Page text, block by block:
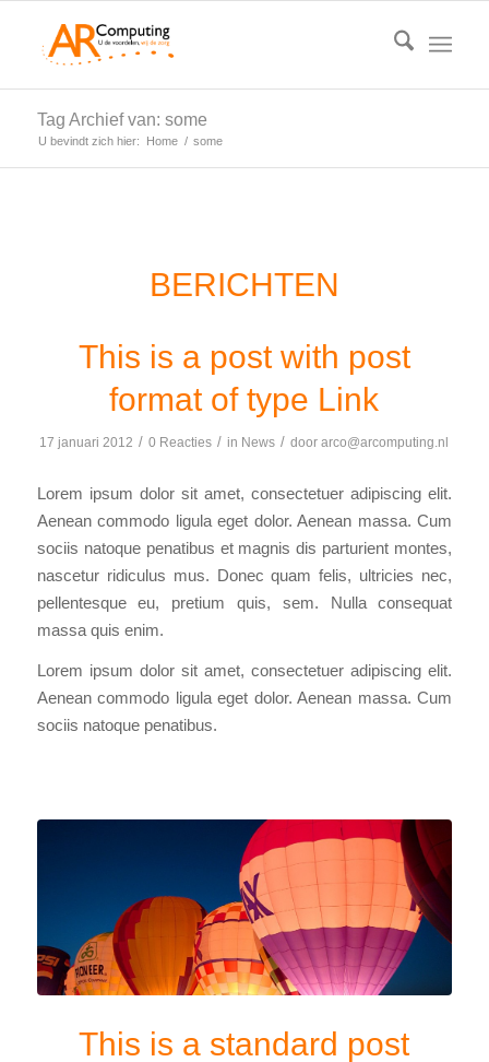
Tag Archief van: some
U bevindt zich hier: Home / some
BERICHTEN
This is a post with post
format of type Link
17 januari 2012 / 0 Reacties / in News / doorarco@arcomputing.nl
Lorem ipsum dolor sit amet, consectetuer adipiscing elit.
Aenean commodo ligula eget dolor. Aenean massa. Cum
sociis natoque penatibus et magnis dis parturient montes,
nascetur ridiculus mus. Donec quam felis, ultricies nec,
pellentesque eu, pretium quis, sem. Nulla consequat
massa quis enim.
Lorem ipsum dolor sit amet, consectetuer adipiscing elit.
Aenean commodo ligula eget dolor. Aenean massa. Cum
sociis natoque penatibus.
This is a standard post